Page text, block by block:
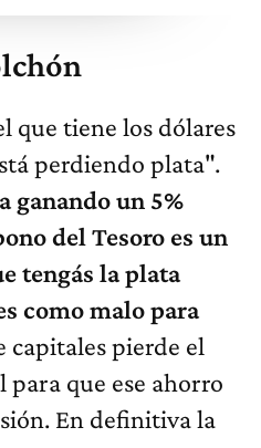
que tiene los dólares
perdiendo plata".
ganando un 5%
del Tesoro es un
tengás la plata
como malo para
capitales pierde el
que ese ahorro
En definitiva la